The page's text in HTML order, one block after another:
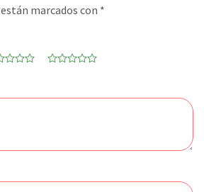
marcados con *